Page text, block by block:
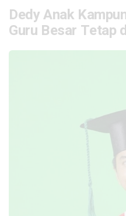
Dedy Anak
Guru Besar Tetap